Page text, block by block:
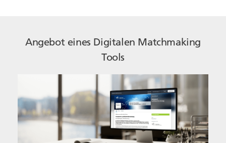
Angebot eines Digitalen Matchmaking
Tools